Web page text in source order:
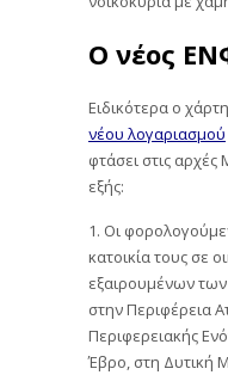
Ο νέος
Ειδικότερα ο
νέου λογαριασμού
φτάσει στις
εξής:
1. Οι
κατοικία τους σε
εξαιρουμένων
στην Περιφέρεια
Περιφερειακής
Έβρο, στη Δυτική